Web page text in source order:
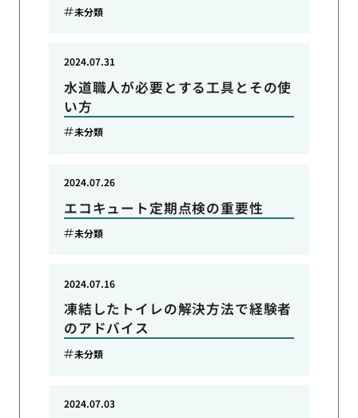
未分類
水道職人が必要とする工具とその使
い方
2024.07.31
未分類
エコキュート定期点検の重要性
2024.07.26
未分類
凍結したトイレの解決方法で経験者
のアドバイス
2024.07.16
未分類
2024.07.03